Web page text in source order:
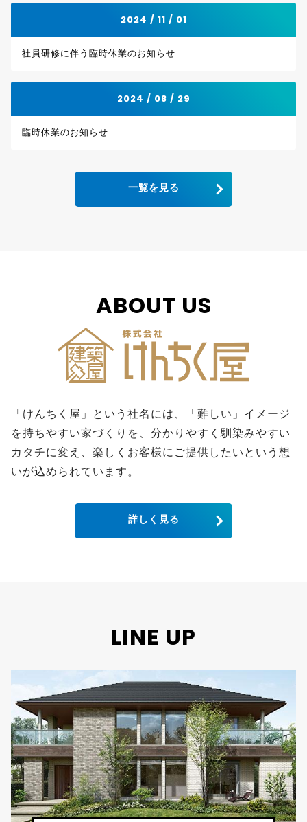
2024 / 11 / 01
社員研修に伴う臨時休業のお知らせ
2024 / 08 / 29
臨時休業のお知らせ
一覧を見る
ABOUT US
「けんちく屋」という社名には、「難しい」イメージ
を持ちやすい家づくりを、分かりやすく馴染みやすい
カタチに変え、楽しくお客様にご提供したいという想
いが込められています。
詳しく見る
LINE UP